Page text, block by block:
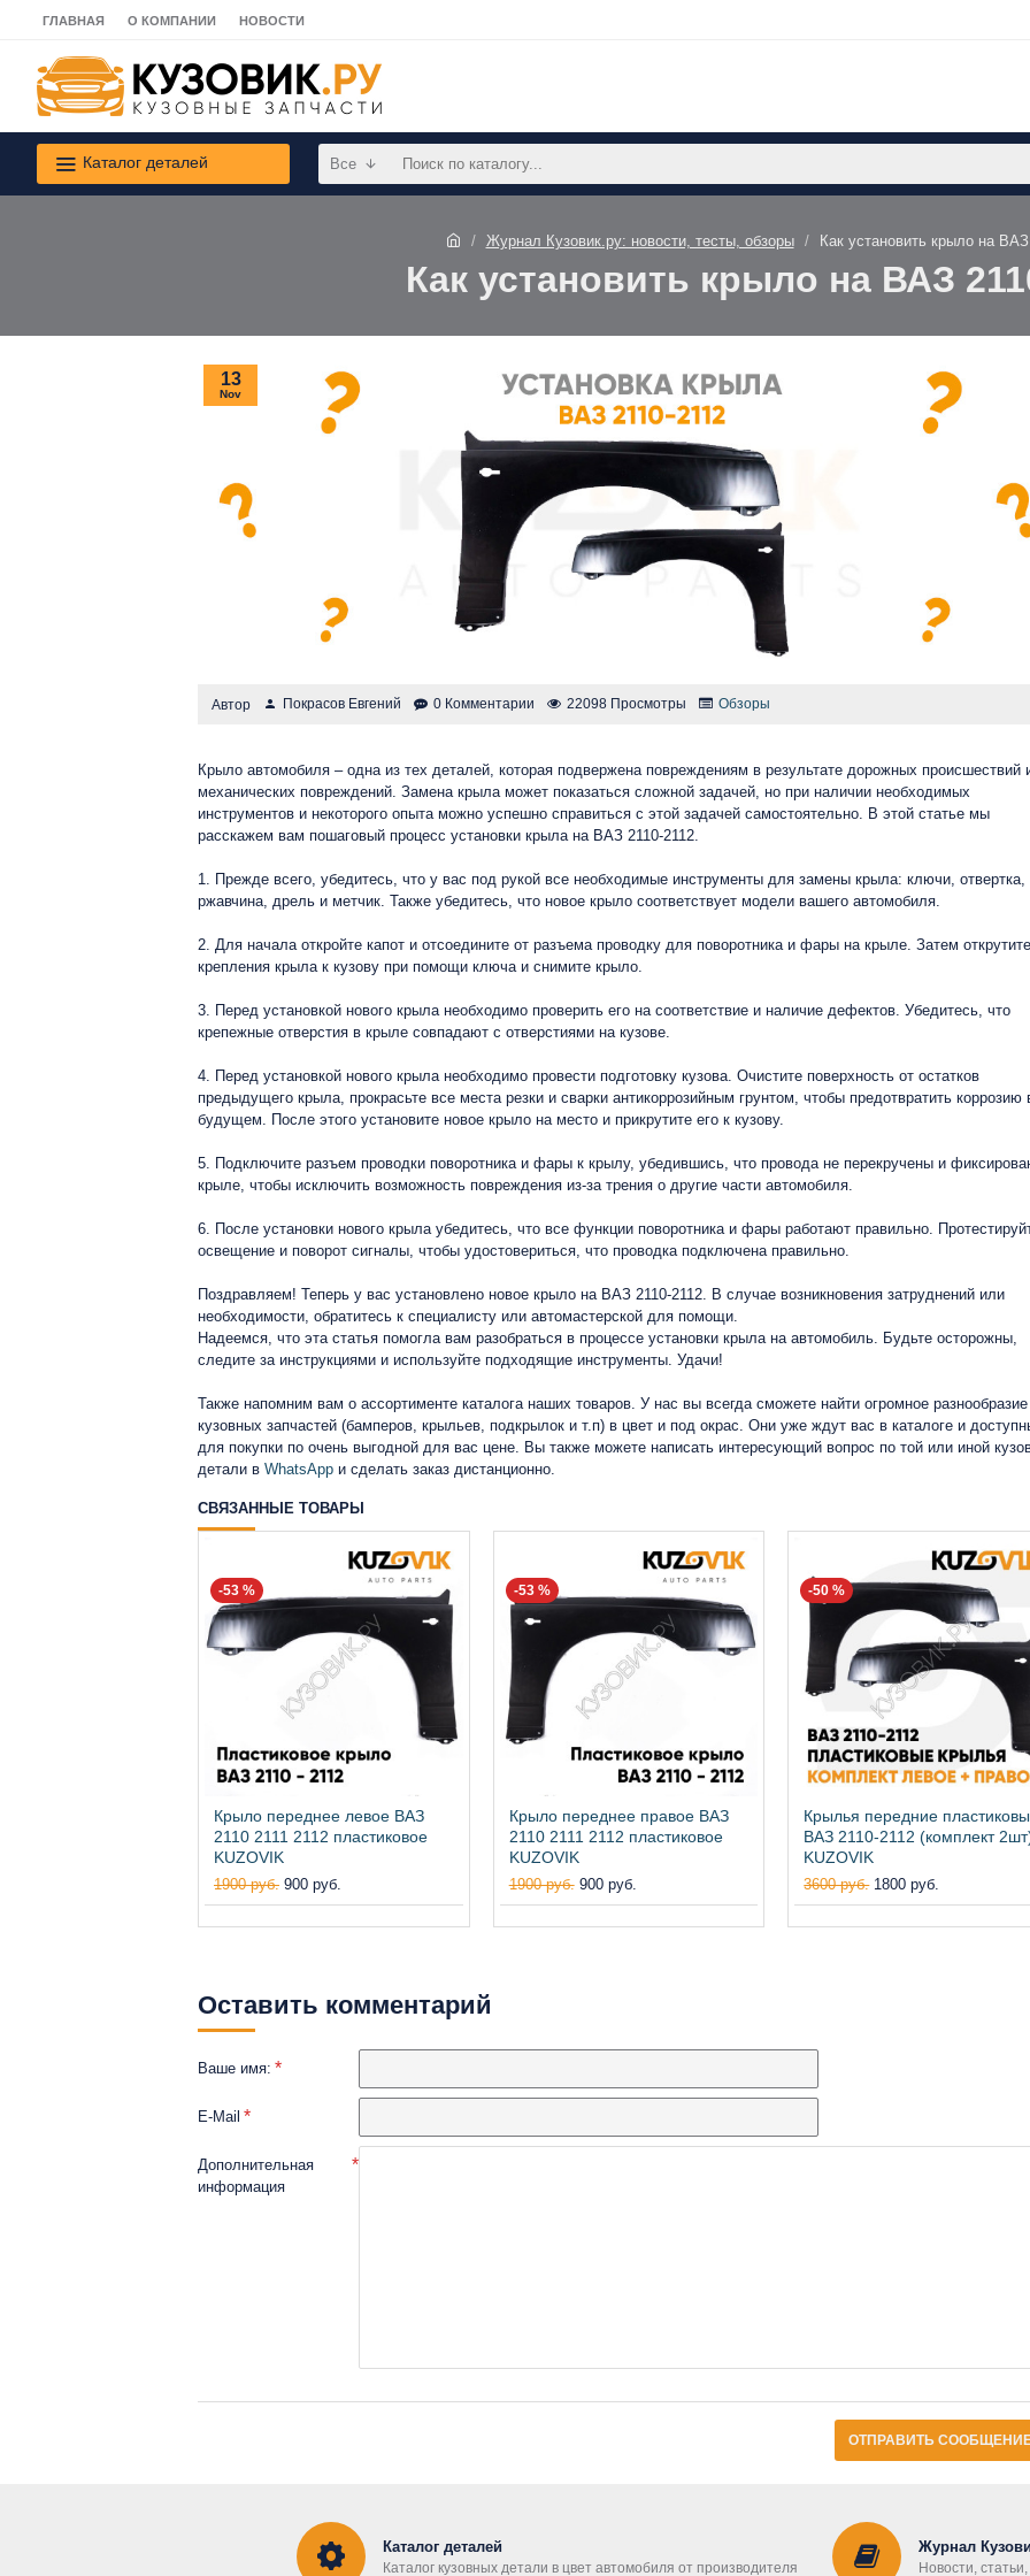
ГЛАВНАЯ О КОМПАНИИ НОВОСТИ
Каталог деталей Все
Журнал Кузовик.ру: новости, тесты, обзоры Как установить крыло на ВАЗ
Как установить крыло на ВАЗ
13
Nov
Автор Покрасов Евгений 0 Комментарии 22098 Просмотры Обзоры
Крыло автомобиля – одна из тех деталей, которая подвержена повреждениям в результате дорожных происшествий
механических повреждений. Замена крыла может показаться сложной задачей, но при наличии необходимых
инструментов и некоторого опыта можно успешно справиться с этой задачей самостоятельно. В этой статье мы
расскажем вам пошаговый процесс установки крыла на ВАЗ 2110-2112.
1. Прежде всего, убедитесь, что у вас под рукой все необходимые инструменты для замены крыла: ключи, отвертка,
ржавчина, дрель и метчик. Также убедитесь, что новое крыло соответствует модели вашего автомобиля.
2. Для начала откройте капот и отсоедините от разъема проводку для поворотника и фары на крыле. Затем открутите
крепления крыла к кузову при помощи ключа и снимите крыло.
3. Перед установкой нового крыла необходимо проверить его на соответствие и наличие дефектов. Убедитесь, что
крепежные отверстия в крыле совпадают с отверстиями на кузове.
4. Перед установкой нового крыла необходимо провести подготовку кузова. Очистите поверхность от остатков
предыдущего крыла, прокрасьте все места резки и сварки антикоррозийным грунтом, чтобы предотвратить коррозию
будущем. После этого установите новое крыло на место и прикрутите его к кузову.
5. Подключите разъем проводки поворотника и фары к крылу, убедившись, что провода не перекручены и
крыле, чтобы исключить возможность повреждения из-за трения о другие части автомобиля.
6. После установки нового крыла убедитесь, что все функции поворотника и фары работают правильно.
освещение и поворот сигналы, чтобы удостовериться, что проводка подключена правильно.
Поздравляем! Теперь у вас установлено новое крыло на ВАЗ 2110-2112. В случае возникновения затруднений или
необходимости, обратитесь к специалисту или автомастерской для помощи.
Надеемся, что эта статья помогла вам разобраться в процессе установки крыла на автомобиль. Будьте осторожны,
следите за инструкциями и используйте подходящие инструменты. Удачи!
Также напомним вам о ассортименте каталога наших товаров. У нас вы всегда сможете найти огромное разнообразие
кузовных запчастей (бамперов, крыльев, подкрылок и т.п) в цвет и под окрас. Они уже ждут вас в каталоге и
для покупки по очень выгодной для вас цене. Вы также можете написать интересующий вопрос по той или иной
детали в WhatsApp и сделать заказ дистанционно.
СВЯЗАННЫЕ ТОВАРЫ
-53 %
Крыло переднее левое ВАЗ
2110 2111 2112 пластиковое
KUZOVIK
1900 руб. 900 руб.
-53 %
Крыло переднее правое ВАЗ
2110 2111 2112 пластиковое
KUZOVIK
1900 руб. 900 руб.
-50 %
Крылья передние
ВАЗ 2110-2112 (комплект
KUZOVIK
3600 руб. 1800 руб.
Оставить комментарий
Ваше имя:
E-Mail
Дополнительная
информация
ОТПРАВИТЬ
Каталог деталей
Каталог кузовных детали в цвет автомобиля от производителя
Журнал
Новости,